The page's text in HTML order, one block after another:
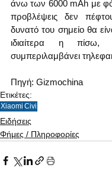
άνω των 6000 mAh με
προβλέψεις δεν
δυνατό του σημείο θα
ιδιαίτερα η
συμπεριλαμβάνει
Πηγή: Gizmochina
Ετικέτες:
Xiaomi Civi
Ειδήσεις
Φήμες / Πληροφορίες